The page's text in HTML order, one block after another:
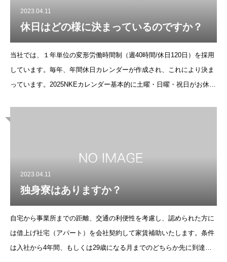
2023.04.11
休日はどの様に決まっているのですか？
当社では、１年単位の変形労働時間制（週40時間/休日120日）を採用
しています。毎年、年間休日カレンダーが作成され、これにより決ま
っています。2025NKEカレンダー基本的に土曜・日曜・祝日がお休み
2023.04.11
独身寮はありますか？
自宅から事業所までの距離、交通の利便性を考慮し、認められた方に
は借上げ社宅（アパート）を会社契約して家賃補助いたします。条件
は入社から4年間、もしくは29歳になる月までのどちらか先に到達す